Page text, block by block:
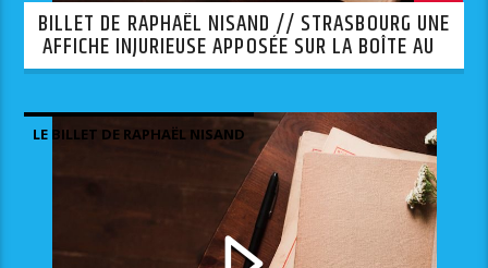
BILLET DE RAPHAËL NISAND // STRASBOURG UNE
AFFICHE INJURIEUSE APPOSÉE SUR LA BOÎTE AUX
LETTRES D’UNE SYNAGOGUE.
LE BILLET DE RAPHAËL NISAND